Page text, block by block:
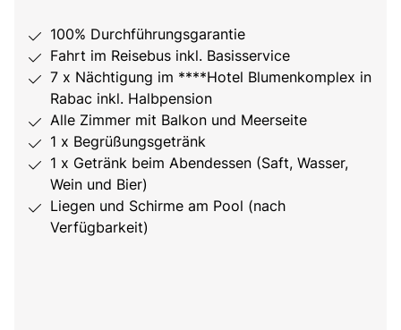
100% Durchführungsgarantie
Fahrt im Reisebus inkl. Basisservice
7 x Nächtigung im ****Hotel Blumenkomplex in
Rabac inkl. Halbpension
Alle Zimmer mit Balkon und Meerseite
1 x Begrüßungsgetränk
1 x Getränk beim Abendessen (Saft, Wasser,
Wein und Bier)
Liegen und Schirme am Pool (nach
Verfügbarkeit)